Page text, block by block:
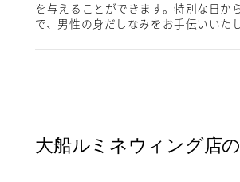
を与えることができます。特別な日か
で、男性の身だしなみをお手伝いいた
大船ルミネウィング店